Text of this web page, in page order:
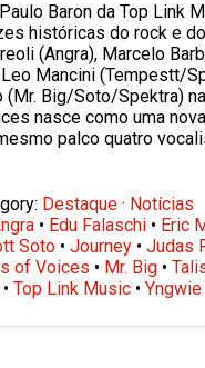
Baron da Top Link
históricas do rock e
(Angra), Marcelo
Mancini (Tempestt/
(Mr. Big/Soto/Spektra)
nasce como uma
palco quatro
Destaque · Notícias
• Edu Falaschi • Eric
Soto •Journey •Judas
of Voices • Mr. Big •
•Top Link Music •